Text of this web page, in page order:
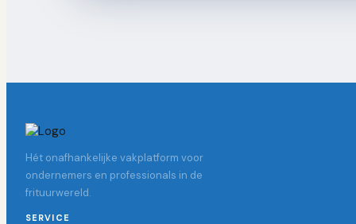
Hét onafhankelijke vakplatform voor
ondernemers en professionals in de
frituurwereld.
SERVICE